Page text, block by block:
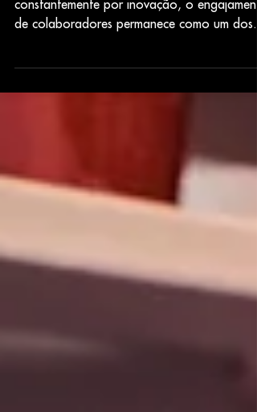
Em um mundo corporativo que busca
constantemente por inovação, o
maiores desafios — e...